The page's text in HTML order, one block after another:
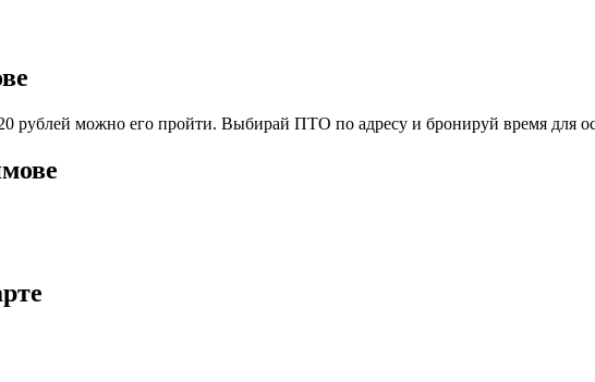
можно его пройти. Выбирай ПТО по адресу и бронируй время для